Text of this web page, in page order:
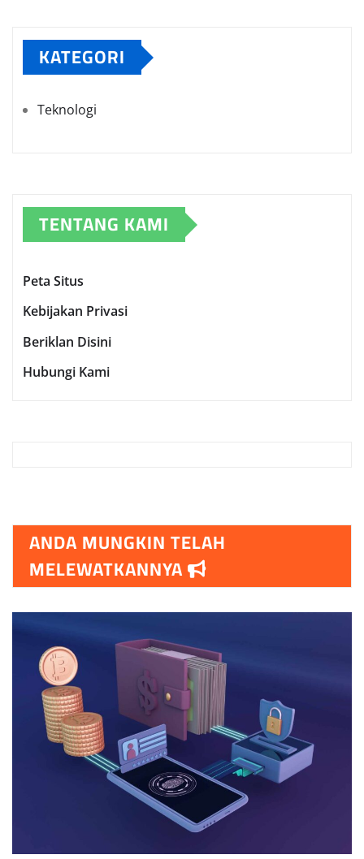
KATEGORI
Teknologi
TENTANG KAMI
Peta Situs
Kebijakan Privasi
Beriklan Disini
Hubungi Kami
ANDA MUNGKIN TELAH
MELEWATKANNYA